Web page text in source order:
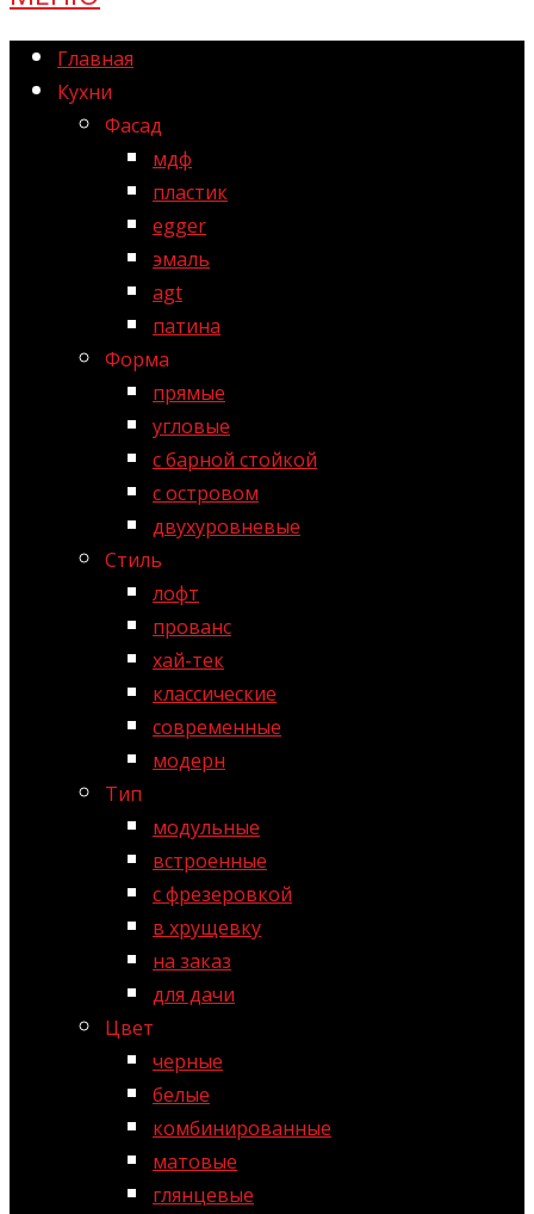
Главная
Кухни
Фасад
мдф
пластик
egger
эмаль
agt
патина
Форма
прямые
угловые
с барной стойкой
с островом
двухуровневые
Стиль
лофт
прованс
хай-тек
классические
современные
модерн
Тип
модульные
встроенные
с фрезеровкой
в хрущевку
на заказ
для дачи
Цвет
черные
белые
комбинированные
матовые
глянцевые